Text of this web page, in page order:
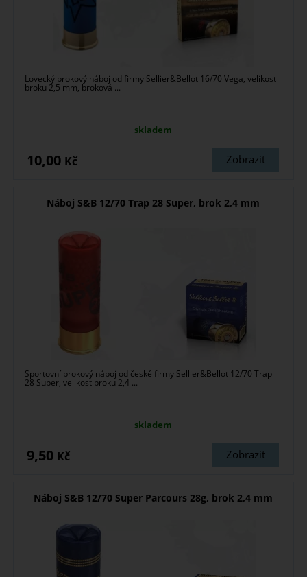
Lovecký brokový náboj od firmy Sellier&Bellot 16/70 Vega, velikost
broku 2,5 mm, broková ...
skladem
Zobrazit
10,00 Kč
Náboj S&B 12/70 Trap 28 Super, brok 2,4 mm
Sportovní brokový náboj od české firmy Sellier&Bellot 12/70 Trap
28 Super, velikost broku 2,4 ...
skladem
Zobrazit
9,50 Kč
Náboj S&B 12/70 Super Parcours 28g, brok 2,4 mm